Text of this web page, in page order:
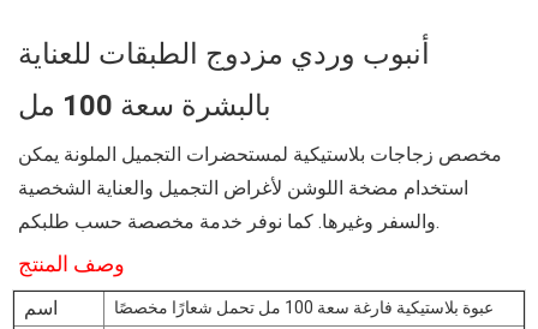
أنبوب وردي مزدوج الطبقات للعناية
بالبشرة سعة 100 مل
مخصص زجاجات بلاستيكية لمستحضرات التجميل الملونة يمكن
استخدام مضخة اللوشن لأغراض التجميل والعناية الشخصية
والسفر وغيرها. كما نوفر خدمة مخصصة حسب طلبكم.
وصف المنتج
اسم عبوة بلاستيكية فارغة سعة 100 مل تحمل شعارًا مخصصًا